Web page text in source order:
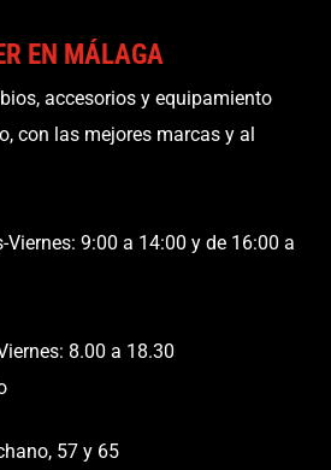
EN MÁLAGA
accesorios y equipamiento
con las mejores marcas y al
Viernes: 9:00 a 14:00 y de 16:00 a
8.00 a 18.30
57 y 65